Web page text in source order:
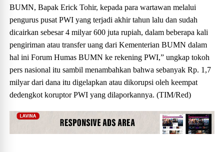
BUMN, Bapak Erick Tohir, kepada para wartawan melalui
pengurus pusat PWI yang terjadi akhir tahun lalu dan sudah
dicairkan sebesar 4 milyar 600 juta rupiah, dalam beberapa kali
pengiriman atau transfer uang dari Kementerian BUMN dalam
hal ini Forum Humas BUMN ke rekening PWI,” ungkap tokoh
pers nasional itu sambil menambahkan bahwa sebanyak Rp. 1,7
milyar dari dana itu digelapkan atau dikorupsi oleh keempat
dedengkot koruptor PWI yang dilaporkannya. (TIM/Red)